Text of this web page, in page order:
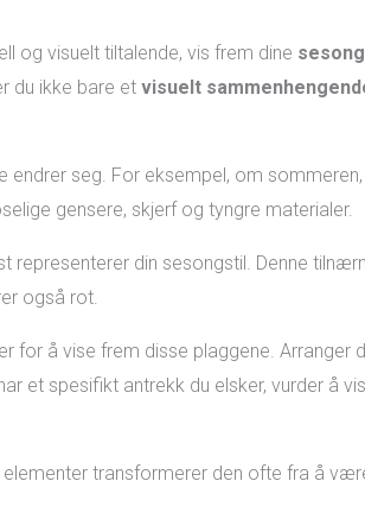
og visuelt tiltalende, vis frem dine
du ikke bare et visuelt
endrer seg. For eksempel, om
gensere, skjerf og tyngre materialer.
representerer din sesongstil. Denne
også rot.
for å vise frem disse plaggene.
et spesifikt antrekk du elsker, vurder å
transformerer den ofte fra å